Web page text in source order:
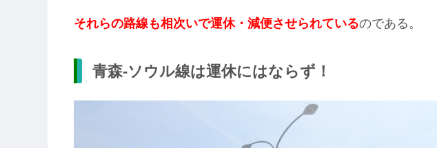
それらの路線も相次いで運休・減便させられているのである。
青森-ソウル線は運休にはならず！